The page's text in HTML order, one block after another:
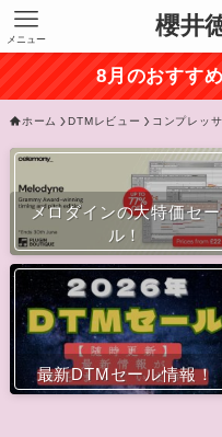
櫻井
メニュー
8月のおすす
ホーム DTMレビュー コンプレッ
メロダインの大特価セー
ル！
最新DTMセール情報！